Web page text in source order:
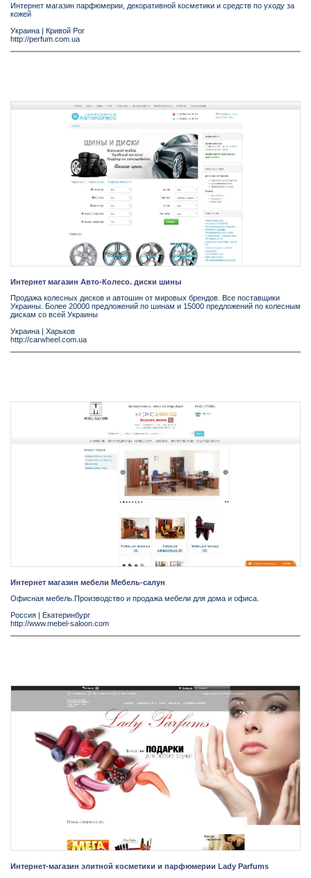
Интернет магазин парфюмерии, декоративной косметики и средств по уходу за
кожей
Украина | Кривой Рог
http://perfum.com.ua
Интернет магазин Авто-Колесо. диски шины
Продажа колесных дисков и автошин от мировых брендов. Все поставщики
Украины. Более 20000 предложений по шинам и 15000 предложений по колесным
дискам со всей Украины
Украина | Харьков
http://carwheel.com.ua
Интернет магазин мебели Мебель-салун
Офисная мебель.Производство и продажа мебели для дома и офиса.
Россия | Екатеринбург
http://www.mebel-saloon.com
Интернет-магазин элитной косметики и парфюмерии Lady Parfums